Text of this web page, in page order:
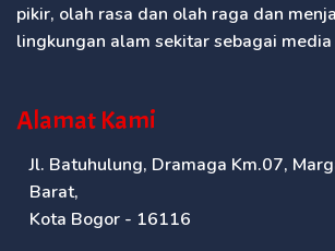
pikir, olah rasa dan olah raga dan
lingkungan alam sekitar sebagai
Alamat Kami
Jl. Batuhulung, Dramaga Km.07,
Barat,
Kota Bogor - 16116